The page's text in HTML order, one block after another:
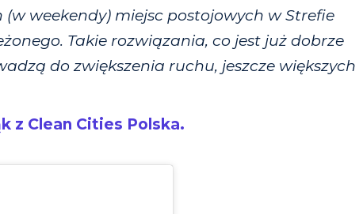
weekendy) miejsc postojowych w Strefie
Takie rozwiązania, co jest już dobrze
do zwiększenia ruchu, jeszcze większych
z Clean Cities Polska.